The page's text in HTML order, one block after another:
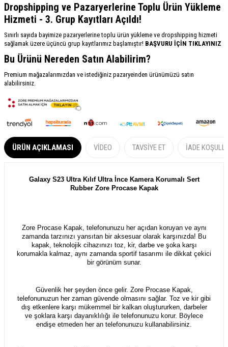
Dropshipping ve Pazaryerlerine Toplu Ürün Yükleme
Hizmeti - 3. Grup Kayıtları Açıldı!
Sınırlı sayıda bayimize pazaryerlerine toplu ürün yükleme ve dropshipping hizmeti
sağlamak üzere üçüncü grup kayıtlarımız başlamıştır! BAŞVURU İÇİN TIKLAYINIZ
Bu Ürünü Nereden Satın Alabilirim?
Premium mağazalarımızdan ve istediğiniz pazaryeinden ürünümüzü satın
alabilirsiniz.
ÜRÜN AÇIKLAMASI VIDEO TAVSIYE ET İADE
Galaxy S23 Ultra Kılıf Ultra İnce Kamera Korumalı Sert
Rubber Zore Procase Kapak
Zore Procase Kapak, telefonunuzu her açıdan koruyan ve aynı
zamanda tarzınızı yansıtan bir aksesuar olarak karşınızda! Bu
kapak, teknolojik cihazınızı toz, kir, darbe ve şoka karşı
korumakla kalmaz, aynı zamanda sportif tasarımı ile dikkat çekici
bir görünüm sunar.
Güvenlik her şeyden önce gelir. Zore Procase Kapak,
telefonunuzun her zaman güvende olmasını sağlar. Toz ve kir gibi
dış etkenlere karşı mükemmel bir kalkan oluştururken, darbeler
ve şoklara karşı dayanıklılığı ile telefonunuzu korur. Böylece
endişe etmeden her an telefonunuzu kullanabilirsiniz.